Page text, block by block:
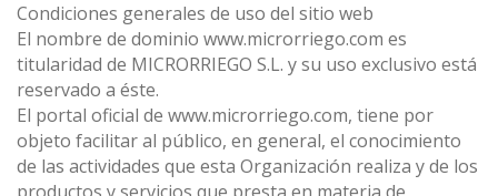
Condiciones generales de uso del sitio web
El nombre de dominio www.microrriego.com es
titularidad de MICRORRIEGO S.L. y su uso exclusivo está
reservado a éste.
El portal oficial de www.microrriego.com, tiene por
objeto facilitar al público, en general, el conocimiento
de las actividades que esta Organización realiza y de los